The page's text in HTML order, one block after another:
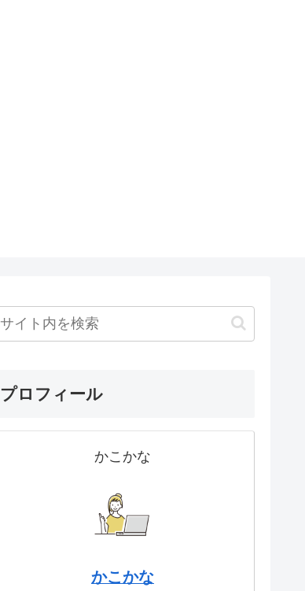
プロフィール
かこかな
かこかな